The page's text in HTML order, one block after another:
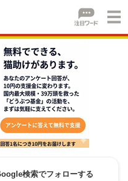
検索でフォローする